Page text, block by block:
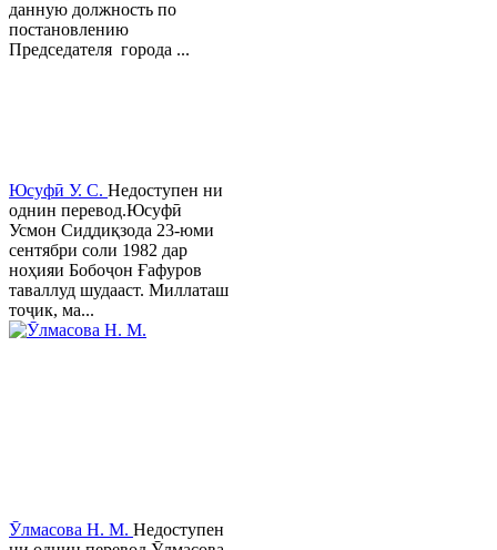
данную должность по
постановлению
Председателя города ...
Юсуфӣ У. C. Недоступен ни
однин перевод.Юсуфӣ
Усмон Сиддиқзода 23-юми
сентябри соли 1982 дар
ноҳияи Бобоҷон Ғафуров
таваллуд шудааст. Миллаташ
тоҷик, ма...
Ӯлмасова Н. М. Недоступен